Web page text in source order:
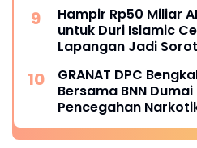
Hampir Rp50 Miliar
untuk Duri Islamic
Lapangan Jadi
GRANAT DPC
Bersama BNN
Pencegahan